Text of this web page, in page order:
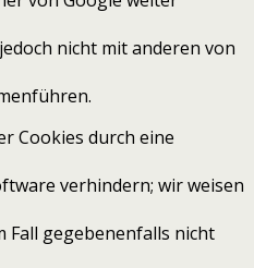
nicht mit anderen von
Cookies durch eine
verhindern; wir weisen
Fall gegebenenfalls nicht